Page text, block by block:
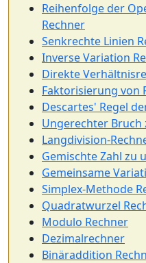
Reihenfolge der
Rechner
Senkrechte Linien
Inverse Variation
Direkte
Faktorisierung von
Descartes' Regel
Ungerechter Bruch
Langdivision-
Gemischte Zahl zu
Gemeinsame
Simplex-Methode
Quadratwurzel
Modulo Rechner
Dezimalrechner
Binäraddition